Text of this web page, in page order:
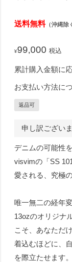
送料無料（沖縄除
¥99,000 税込
累計購入金額に
お支払い方法に
返品可
申し訳ござい
デニムの可能性
visvimの「SS
愛される、究極
唯一無二の経年
13ozのオリジナ
こそ、あなただ
着込むほどに、
を際立たせます。